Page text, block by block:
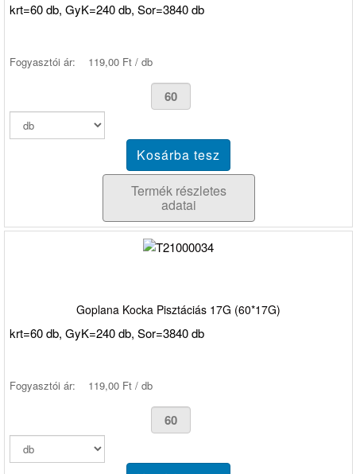
krt=60 db, GyK=240 db, Sor=3840 db
Fogyasztói ár: 119,00 Ft / db
Termék részletes
adatai
Goplana Kocka Pisztáciás 17G (60*17G)
krt=60 db, GyK=240 db, Sor=3840 db
Fogyasztói ár: 119,00 Ft / db